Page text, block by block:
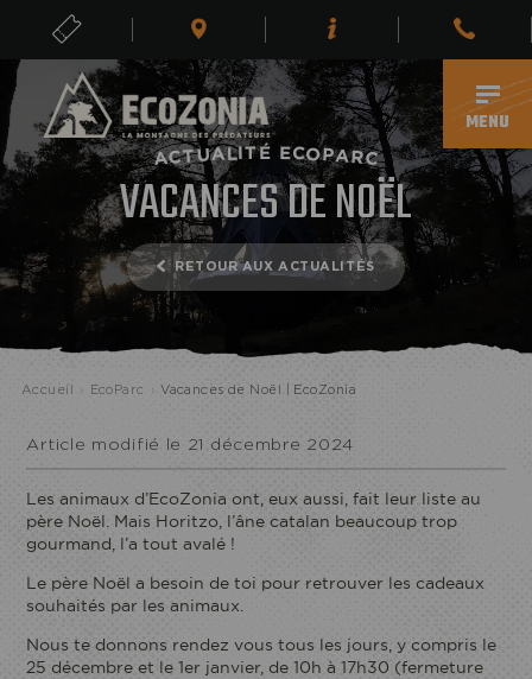
FR
MENU
BILLETS
ACTUALITÉ ECOPARC
VACANCES DE NOËL
RETOUR AUX ACTUALITÉS
Accueil › EcoParc › Vacances de Noël | EcoZonia
Article modifié le 21 décembre 2024
Les animaux d’EcoZonia ont, eux aussi, fait leur liste au
père Noël. Mais Horitzo, l’âne catalan beaucoup trop
gourmand, l’a tout avalé !
Le père Noël a besoin de toi pour retrouver les cadeaux
souhaités par les animaux.
Nous te donnons rendez vous tous les jours, y compris le
25 décembre et le 1er janvier, de 10h à 17h30 (fermeture
ECOPARC